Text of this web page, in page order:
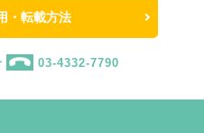
・転載方法
03-4332-7790